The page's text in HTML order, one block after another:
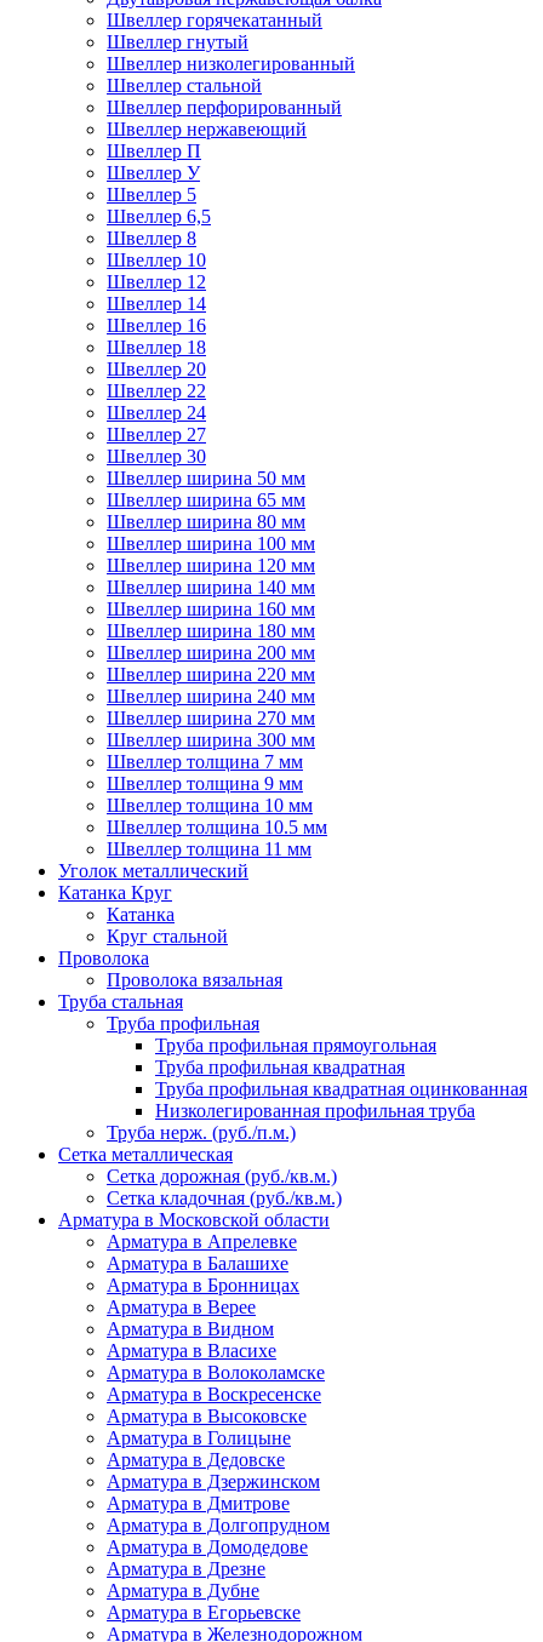
Швеллер горячекатанный
Швеллер гнутый
Швеллер низколегированный
Швеллер стальной
Швеллер перфорированный
Швеллер нержавеющий
Швеллер П
Швеллер У
Швеллер 5
Швеллер 6,5
Швеллер 8
Швеллер 10
Швеллер 12
Швеллер 14
Швеллер 16
Швеллер 18
Швеллер 20
Швеллер 22
Швеллер 24
Швеллер 27
Швеллер 30
Швеллер ширина 50 мм
Швеллер ширина 65 мм
Швеллер ширина 80 мм
Швеллер ширина 100 мм
Швеллер ширина 120 мм
Швеллер ширина 140 мм
Швеллер ширина 160 мм
Швеллер ширина 180 мм
Швеллер ширина 200 мм
Швеллер ширина 220 мм
Швеллер ширина 240 мм
Швеллер ширина 270 мм
Швеллер ширина 300 мм
Швеллер толщина 7 мм
Швеллер толщина 9 мм
Швеллер толщина 10 мм
Швеллер толщина 10.5 мм
Швеллер толщина 11 мм
Уголок металлический
Катанка Круг
Катанка
Круг стальной
Проволока
Проволока вязальная
Труба стальная
Труба профильная
Труба профильная прямоугольная
Труба профильная квадратная
Труба профильная квадратная оцинкованная
Низколегированная профильная труба
Труба нерж. (руб./п.м.)
Сетка металлическая
Сетка дорожная (руб./кв.м.)
Сетка кладочная (руб./кв.м.)
Арматура в Московской области
Арматура в Апрелевке
Арматура в Балашихе
Арматура в Бронницах
Арматура в Верее
Арматура в Видном
Арматура в Власихе
Арматура в Волоколамске
Арматура в Воскресенске
Арматура в Высоковске
Арматура в Голицыне
Арматура в Дедовске
Арматура в Дзержинском
Арматура в Дмитрове
Арматура в Долгопрудном
Арматура в Домодедове
Арматура в Дрезне
Арматура в Дубне
Арматура в Егорьевске
Арматура в Железнодорожном